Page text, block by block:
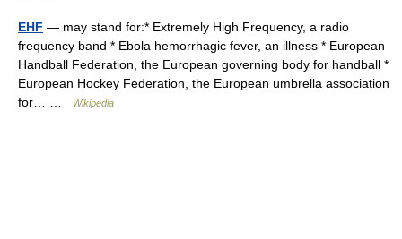
EHF — may stand for:* Extremely High Frequency, a radio
frequency band * Ebola hemorrhagic fever, an illness * European
Handball Federation, the European governing body for handball *
European Hockey Federation, the European umbrella association
for… …
Wikipedia